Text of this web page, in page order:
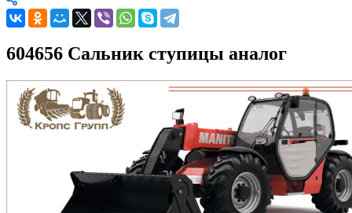
604656 Сальник ступицы аналог